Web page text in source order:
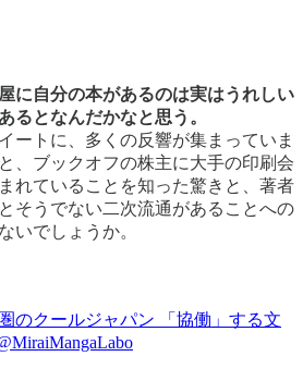
に自分の本があるのは実はうれしい
るとなんだかなと思う。
ートに、多くの反響が集まっていま
、ブックオフの株主に大手の印刷会
れていることを知った驚きと、著者
そうでない二次流通があることへの
いでしょうか。
のクールジャパン 「協働」する文